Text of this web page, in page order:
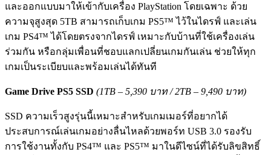
และออกแบบมาให้เข้ากับเครื่อง PlayStation โดยเฉพาะ ด้วย
ความจุสูงสุด 5TB สามารถเก็บเกม PS5™ ไว้ในไดรฟ์ และเล่น
เกม PS4™ ได้โดยตรงจากไดรฟ์ เหมาะกับบ้านที่ใช้เครื่องเล่น
ร่วมกัน หรือกลุ่มเพื่อนที่ชอบแลกเปลี่ยนเกมกันเล่น ช่วยให้ทุก
เกมเป็นระเบียบและพร้อมเล่นได้ทันที
Game Drive PS5 SSD (1TB – 5,390 บาท / 2TB – 9,490 บาท)
SSD ความเร็วสูงรุ่นนี้เหมาะสำหรับเกมเมอร์ที่อยากได้
ประสบการณ์เล่นเกมอย่างลื่นไหลด้วยพอร์ท USB 3.0 รองรับ
การใช้งานทั้งกับ PS4™ และ PS5™ มาในดีไซน์ที่ได้รับลิขสิทธิ์